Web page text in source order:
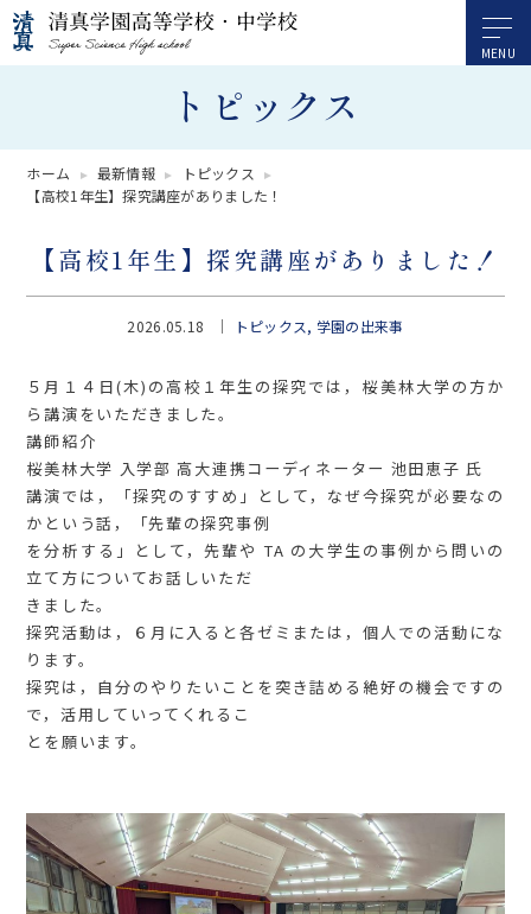
トピックス
ホーム 最新情報
トピックス
【高校1年生】探究講座がありました！
【高校1年生】探究講座がありました！
2026.05.18 トピックス 学園の出来事
５月１４日(木)の高校１年生の探究では，桜美林大学の方か
ら講演をいただきました。
講師紹介
桜美林大学 入学部 高大連携コーディネーター 池田恵子 氏
講演では，「探究のすすめ」として，なぜ今探究が必要なの
かという話，「先輩の探究事例
を分析する」として，先輩や TA の大学生の事例から問いの
立て方についてお話しいただ
きました。
探究活動は，６月に入ると各ゼミまたは，個人での活動にな
ります。
探究は，自分のやりたいことを突き詰める絶好の機会ですの
で，活用していってくれるこ
とを願います。